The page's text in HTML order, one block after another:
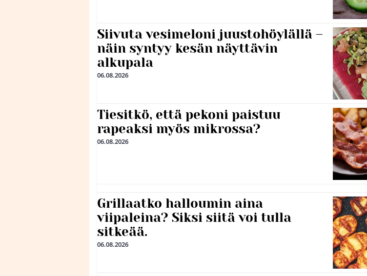
Siivuta vesimeloni juustohöylällä –
näin syntyy kesän näyttävin
alkupala
06.08.2026
Tiesitkö, että pekoni paistuu
rapeaksi myös mikrossa?
06.08.2026
Grillaatko halloumin aina
viipaleina? Siksi siitä voi tulla
sitkeää.
06.08.2026